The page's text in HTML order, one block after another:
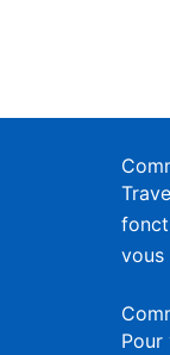
vous
Pour